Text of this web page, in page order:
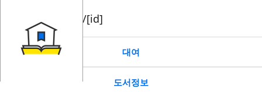
book/rent/[id]
대여
도서정보